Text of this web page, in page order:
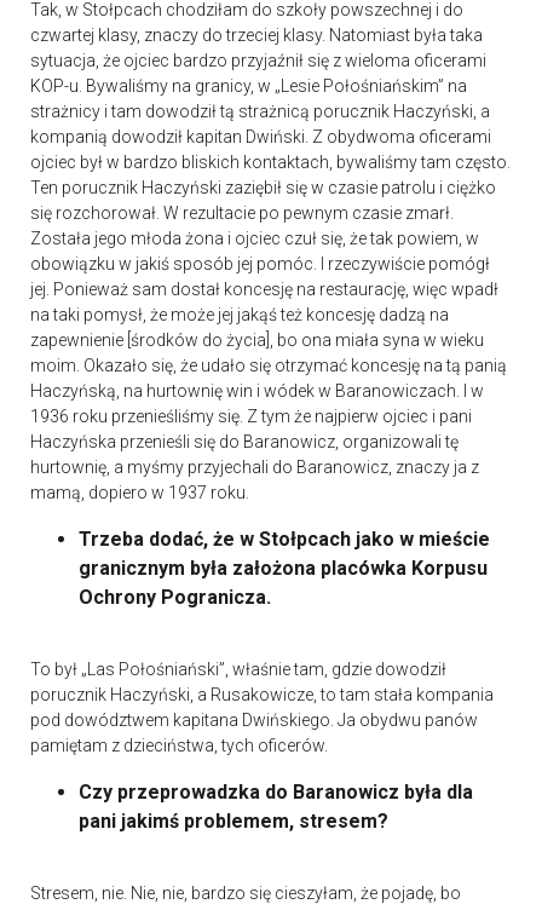
Tak, w Stołpcach chodziłam do szkoły powszechnej i do
czwartej klasy, znaczy do trzeciej klasy. Natomiast była taka
sytuacja, że ojciec bardzo przyjaźnił się z wieloma oficerami
KOP-u. Bywaliśmy na granicy, w „Lesie Połośniańskim” na
strażnicy i tam dowodził tą strażnicą porucznik Haczyński, a
kompanią dowodził kapitan Dwiński. Z obydwoma oficerami
ojciec był w bardzo bliskich kontaktach, bywaliśmy tam często.
Ten porucznik Haczyński zaziębił się w czasie patrolu i ciężko
się rozchorował. W rezultacie po pewnym czasie zmarł.
Została jego młoda żona i ojciec czuł się, że tak powiem, w
obowiązku w jakiś sposób jej pomóc. I rzeczywiście pomógł
jej. Ponieważ sam dostał koncesję na restaurację, więc wpadł
na taki pomysł, że może jej jakąś też koncesję dadzą na
zapewnienie [środków do życia], bo ona miała syna w wieku
moim. Okazało się, że udało się otrzymać koncesję na tą panią
Haczyńską, na hurtownię win i wódek w Baranowiczach. I w
1936 roku przenieśliśmy się. Z tym że najpierw ojciec i pani
Haczyńska przenieśli się do Baranowicz, organizowali tę
hurtownię, a myśmy przyjechali do Baranowicz, znaczy ja z
mamą, dopiero w 1937 roku.
Trzeba dodać, że w Stołpcach jako w mieście
granicznym była założona placówka Korpusu
Ochrony Pogranicza.
To był „Las Połośniański”, właśnie tam, gdzie dowodził
porucznik Haczyński, a Rusakowicze, to tam stała kompania
pod dowództwem kapitana Dwińskiego. Ja obydwu panów
pamiętam z dzieciństwa, tych oficerów.
Czy przeprowadzka do Baranowicz była dla
pani jakimś problemem, stresem?
Stresem, nie. Nie, nie, bardzo się cieszyłam, że pojadę, bo